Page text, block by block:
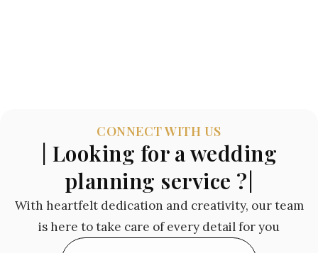
CONNECT WITH US
| Looking for a wedding
planning service ?|
With heartfelt dedication and creativity, our team
is here to take care of every detail for you